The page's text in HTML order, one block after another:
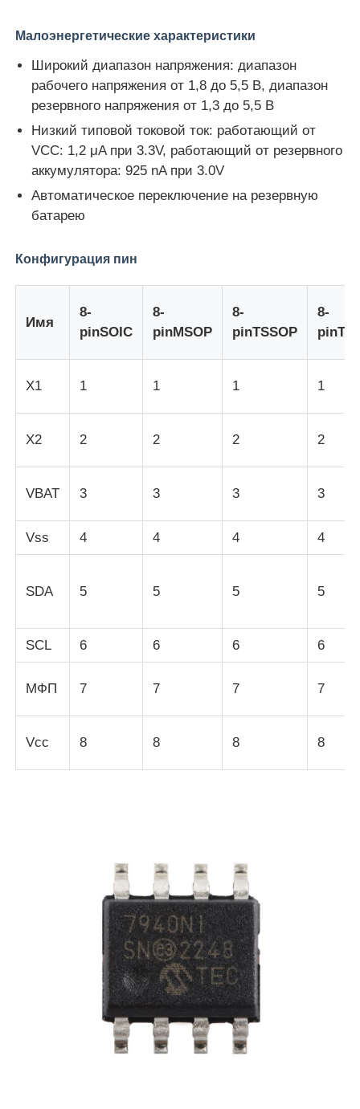
Блок микроконтроллера MCU
Система SOC на чипе
IC MPU
CPLD PLD
PSRAM Chip
Чип SRAM
Никакой вспышки
UART IC
Модуль GPS
Радиочастотный модуль
Модуль питания
Полупроводниковое реле
Малоэнергетические характеристики
Широкий диапазон напряжения: диапазон
рабочего напряжения от 1,8 до 5,5 В, диапазон
резервного напряжения от 1,3 до 5,5 В
Низкий типовой токовой ток: работающий от
VCC: 1,2 μA при 3.3V, работающий от резервного
аккумулятора: 925 nA при 3.0V
Автоматическое переключение на резервную
батарею
Конфигурация пин
Имя
8-
pinSOIC
8-
pinMSOP
8-
pinTSSOP
8-
X1 1 1 1 1
X2 2 2 2 2
VBAT 3 3 3 3
Vss 4 4 4 4
SDA 5 5 5 5
SCL 6 6 6 6
МФП 7 7 7 7
Vcc 8 8 8 8